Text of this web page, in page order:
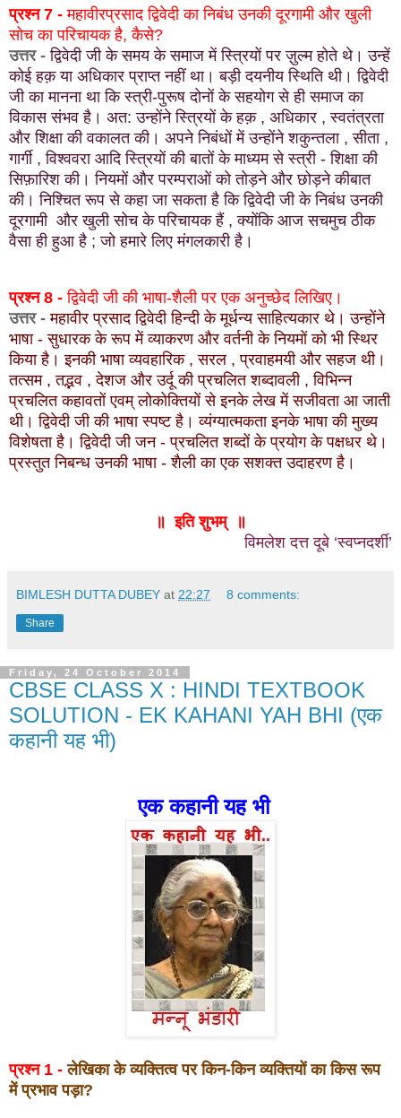
प्रश्न 7 - महावीरप्रसाद द्विवेदी का निबंध उनकी दूरगामी और खुली
सोच का परिचायक है, कैसे?
उत्तर - द्विवेदी जी के समय के समाज में स्त्रियों पर ज़ुल्म होते थे। उन्हें
कोई हक़ या अधिकार प्राप्त नहीं था। बड़ी दयनीय स्थिति थी। द्विवेदी
जी का मानना था कि स्त्री-पुरूष दोनों के सहयोग से ही समाज का
विकास संभव है। अत: उन्होंने स्त्रियों के हक़ , अधिकार , स्वतंत्रता
और शिक्षा की वकालत की। अपने निबंधों में उन्होंने शकुन्तला , सीता ,
गार्गी , विश्ववरा आदि स्त्रियों की बातों के माध्यम से स्त्री - शिक्षा की
सिफ़ारिश की। नियमों और परम्पराओं को तोड़ने और छोड़ने कीबात
की। निश्चित रूप से कहा जा सकता है कि द्विवेदी जी के निबंध उनकी
दूरगामी और खुली सोच के परिचायक हैं , क्योंकि आज सचमुच ठीक
वैसा ही हुआ है ; जो हमारे लिए मंगलकारी है।
प्रश्न 8 - द्विवेदी जी की भाषा-शैली पर एक अनुच्छेद लिखिए।
उत्तर - महावीर प्रसाद द्विवेदी हिन्दी के मूर्धन्य साहित्यकार थे। उन्होंने
भाषा - सुधारक के रूप में व्याकरण और वर्तनी के नियमों को भी स्थिर
किया है। इनकी भाषा व्यवहारिक , सरल , प्रवाहमयी और सहज थी।
तत्सम , तद्भव , देशज और उर्दू की प्रचलित शब्दावली , विभिन्न
प्रचलित कहावतों एवम् लोकोक्तियों से इनके लेख में सजीवता आ जाती
थी। द्विवेदी जी की भाषा स्पष्ट है। व्यंग्यात्मकता इनके भाषा की मुख्य
विशेषता है। द्विवेदी जी जन - प्रचलित शब्दों के प्रयोग के पक्षधर थे।
प्रस्तुत निबन्ध उनकी भाषा - शैली का एक सशक्त उदाहरण है।
॥ इति शुभम् ॥
विमलेश दत्त दूबे ‘स्वप्नदर्शी’
BIMLESH DUTTA DUBEY at 22:27 8 comments:
Share
Friday, 24 October 2014
CBSE CLASS X : HINDI TEXTBOOK
SOLUTION - EK KAHANI YAH BHI (एक
कहानी यह भी)
एक कहानी यह भी
प्रश्न 1 - लेखिका के व्यक्तित्व पर किन-किन व्यक्तियों का किस रूप
में प्रभाव पड़ा?